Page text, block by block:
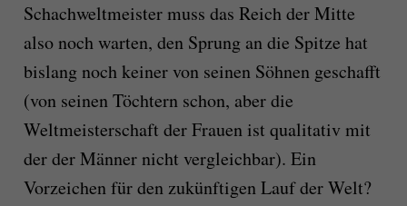
Schachweltmeister muss das Reich der Mitte
also noch warten, den Sprung an die Spitze hat
bislang noch keiner von seinen Söhnen geschafft
(von seinen Töchtern schon, aber die
Weltmeisterschaft der Frauen ist qualitativ mit
der der Männer nicht vergleichbar). Ein
Vorzeichen für den zukünftigen Lauf der Welt?